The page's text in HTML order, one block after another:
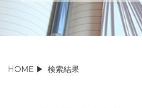
HOME ▶ 検索結果